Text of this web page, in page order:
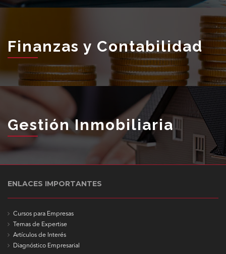
Finanzas y Contabilidad
Gestión Inmobiliaria
ENLACES IMPORTANTES
Cursos para Empresas
Temas de Expertise
Artículos de Interés
Diagnóstico Empresarial